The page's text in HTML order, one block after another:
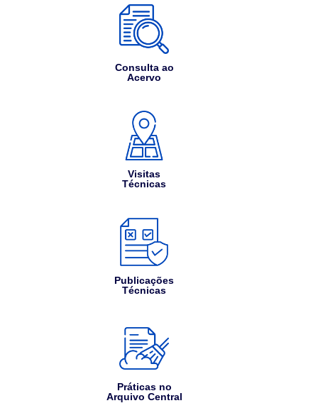
Consulta ao
Acervo
Visitas
Técnicas
Publicações
Técnicas
Práticas no
Arquivo Central